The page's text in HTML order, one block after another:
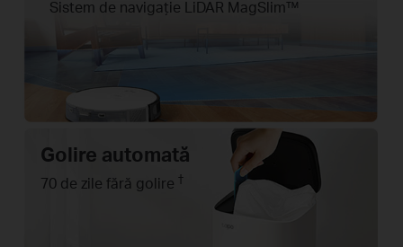
Sistem de navigație LiDAR MagSlim™
Golire automată
70 de zile fără golire †